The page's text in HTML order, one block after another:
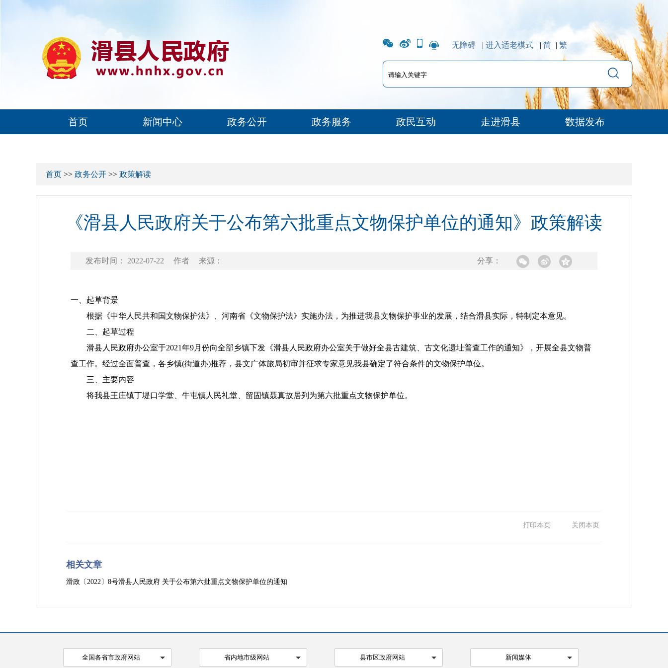
无障碍 | 进入适老模式 | 简 | 繁
首页 新闻中心 政务公开 政务服务 政民互动 走进滑县 数据发布
首页 >> 政务公开 >> 政策解读
《滑县人民政府关于公布第六批重点文物保护单位的通知》政策解读
发布时间： 2022-07-22 作者 来源： 分享：
一、起草背景
根据《中华人民共和国文物保护法》、河南省《文物保护法》实施办法，为推进我县文物保护事业的发展，结合滑县实际，特制定本意见。
二、起草过程
滑县人民政府办公室于2021年9月份向全部乡镇下发《滑县人民政府办公室关于做好全县古建筑、古文化遗址普查工作的通知》，开展全县文物普
查工作。经过全面普查，各乡镇(街道办)推荐，县文广体旅局初审并征求专家意见我县确定了符合条件的文物保护单位。
三、主要内容
将我县王庄镇丁堤口学堂、牛屯镇人民礼堂、留固镇聂真故居列为第六批重点文物保护单位。
打印本页 关闭本页
相关文章
滑政〔2022〕8号滑县人民政府 关于公布第六批重点文物保护单位的通知
全国各省市政府网站 省内地市级网站 县市区政府网站 新闻媒体